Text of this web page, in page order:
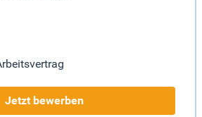
Jetzt bewerben